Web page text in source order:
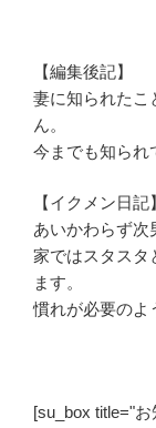
【編集後記】
妻に知られたこ
ん。
今までも知られ
【イクメン日記】
あいかわらず次
家ではスタスタ
ます。
慣れが必要のよ
[su_box title="